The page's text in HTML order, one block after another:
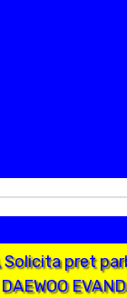
Solicita pret
DAEWOO